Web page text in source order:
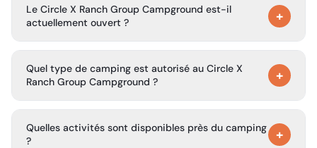
Le Circle X Ranch Group Campground est-il
actuellement ouvert ?
+
aucune date de réouverture n’est estimée.
Quel type de camping est autorisé au Circle X
Ranch Group Campground ?
+
Quelles activités sont disponibles près du camping
?
+